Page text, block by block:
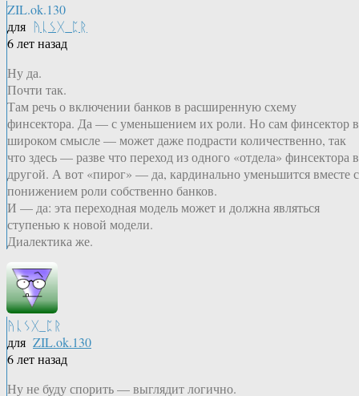
ZIL.ok.130
для ᚤᚳᛊᚷ_ᛈᚱ
6 лет назад
Ну да.
Почти так.
Там речь о включении банков в расширенную схему
финсектора. Да — с уменьшением их роли. Но сам финсектор в
широком смысле — может даже подрасти количественно, так
что здесь — разве что переход из одного «отдела» финсектора в
другой. А вот «пирог» — да, кардинально уменьшится вместе с
понижением роли собственно банков.
И — да: эта переходная модель может и должна являться
ступенью к новой модели.
Диалектика же.
ᚤᚳᛊᚷ_ᛈᚱ
для ZIL.ok.130
6 лет назад
Ну не буду спорить — выглядит логично.